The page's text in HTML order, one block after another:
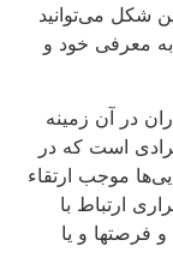
شکل می‌توانید
معرفی خود و
در آن زمینه
است که در
موجب ارتقاء
ارتباط با
فرصتها و یا